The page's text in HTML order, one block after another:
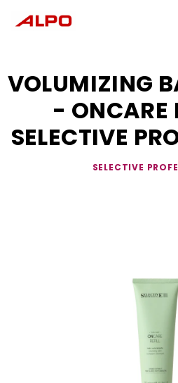
VOLUMIZING
- ONCARE
SELECTIVE
SELECTIVE